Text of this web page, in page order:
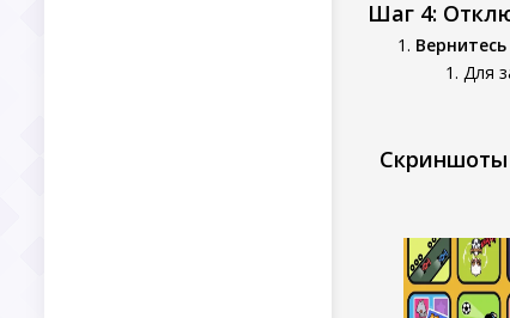
Шаг 4:
Для
Скриншоты